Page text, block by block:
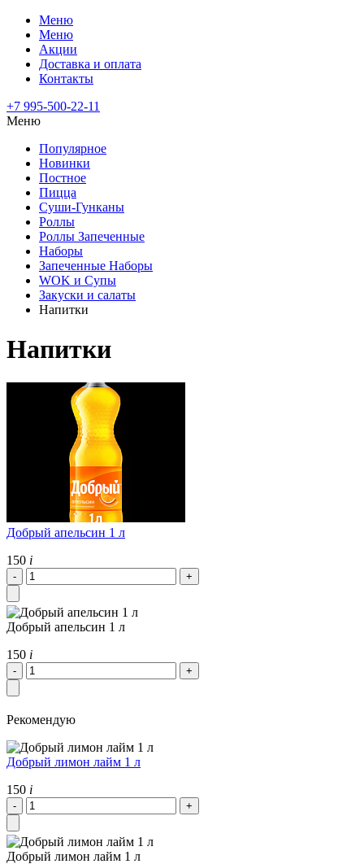
Меню
Меню
Акции
Доставка и оплата
Контакты
+7 995-500-22-11
Меню
Популярное
Новинки
Постное
Пицца
Суши-Гунканы
Роллы
Роллы Запеченные
Наборы
Запеченные Наборы
WOK и Супы
Закуски и салаты
Напитки
Напитки
Добрый апельсин 1 л
150 i
Добрый апельсин 1 л
150 i
Рекомендую
Добрый лимон лайм 1 л
150 i
Добрый лимон лайм 1 л